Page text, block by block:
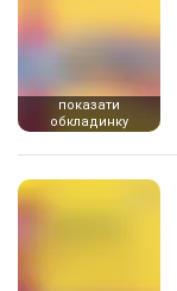
показати
обкладинку